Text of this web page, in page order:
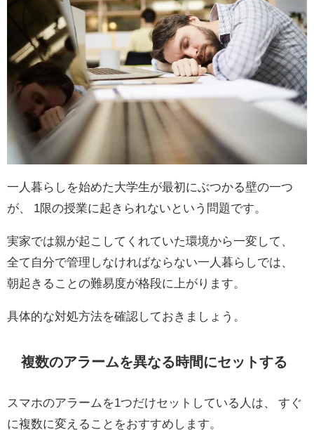
一人暮らしを始めた大学生が最初にぶつかる壁の一つ
が、 1限の授業に起きられないという問題です。
実家では親が起こしてくれていた環境から一変して、
全て自分で管理しなければならない一人暮らしでは、
朝起きることの難易度が格段に上がります。
具体的な対処方法を確認しておきましょう。
複数のアラームを異なる時間にセットする
スマホのアラームを1つだけセットしている人は、 すぐ
に複数に変えることをおすすめします。